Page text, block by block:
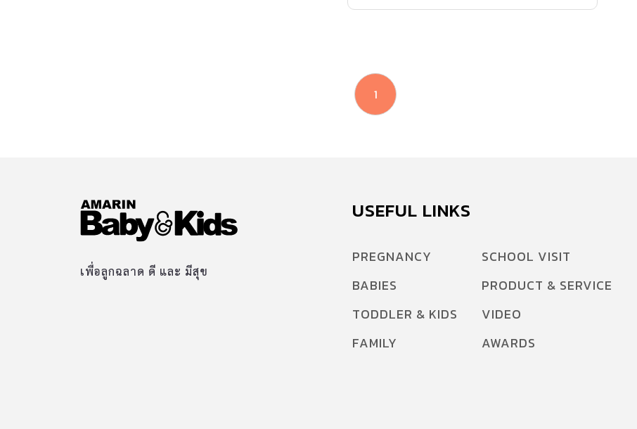
สะสม 3,258 รายจาก 56 จังหวัด จะเห็นได้ว่า
มาบอกเพื่อให้เตรียมพร้อมในการรับมือกันค่ะ ชิคุ
นกุนยา โรคไข้ปวดข้อยุงลาย โรคร้ายที่มากับยุง
นายแพทย์สุวรรณชัย วัฒนายิ่งเจริญชัย อธิบดีกรม
ราย จาก 56 จังหวัด ไม่มีผู้เสียชีวิต คาดว่าในช่วงนี้
[…]
1
เพื่อลูกฉลาด ดี และ มีสุข
USEFUL LINKS
PREGNANCY
BABIES
TODDLER & KIDS
FAMILY
SCHOOL VISIT
PRODUCT & SERVICE
VIDEO
AWARDS